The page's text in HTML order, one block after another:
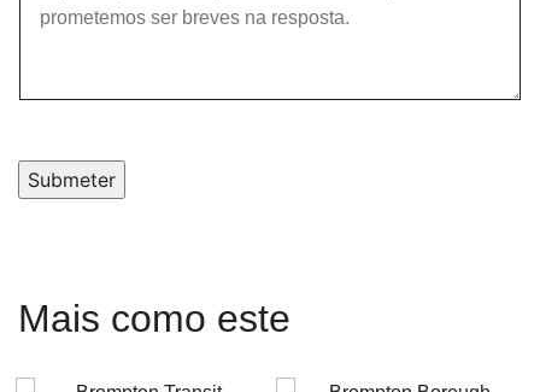
Submeter
Mais como este